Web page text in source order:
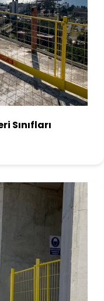
Sınıfları